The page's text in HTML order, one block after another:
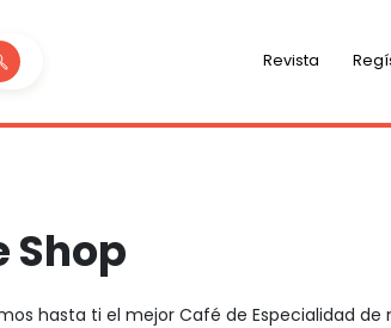
Revista
Shop
hasta ti el mejor Café de Especialidad